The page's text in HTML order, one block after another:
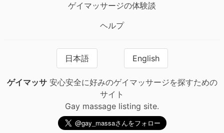
ゲイマッサージの体験談
ヘルプ
日本語 English
ゲイマッサ安心安全に好みのゲイマッサージを探すための
サイト
Gay massage listing site.